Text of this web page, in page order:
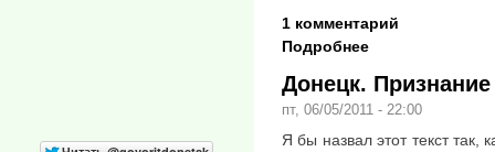
1 комментарий
Подробнее
Донецк.
пт, 06/05/2011 - 22:00
Я бы назвал этот текст так,